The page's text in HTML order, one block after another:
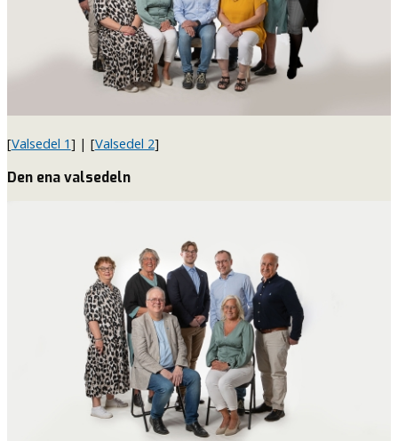
[Valsedel 1] | [Valsedel 2]
Den ena valsedeln